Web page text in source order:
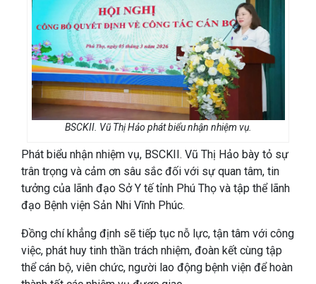
BSCKII. Vũ Thị Hảo phát biểu nhận nhiệm vụ.
Phát biểu nhận nhiệm vụ, BSCKII. Vũ Thị Hảo bày tỏ sự
trân trọng và cảm ơn sâu sắc đối với sự quan tâm, tin
tưởng của lãnh đạo Sở Y tế tỉnh Phú Thọ và tập thể lãnh
đạo Bệnh viện Sản Nhi Vĩnh Phúc.
Đồng chí khẳng định sẽ tiếp tục nỗ lực, tận tâm với công
việc, phát huy tinh thần trách nhiệm, đoàn kết cùng tập
thể cán bộ, viên chức, người lao động bệnh viện để hoàn